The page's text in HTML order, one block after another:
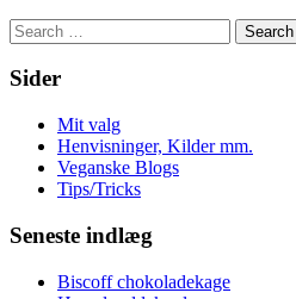
Search
for:
Sider
Mit valg
Henvisninger, Kilder mm.
Veganske Blogs
Tips/Tricks
Seneste indlæg
Biscoff chokoladekage